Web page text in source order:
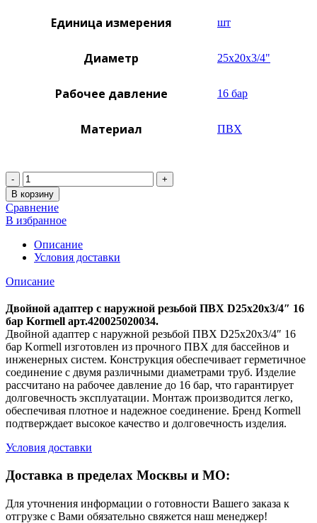
Единица измерения шт
Диаметр 25х20х3/4"
Рабочее давление 16 бар
Материал ПВХ
Количество
В корзину
Сравнение
В избранное
Описание
Условия доставки
Описание
Двойной адаптер с наружной резьбой ПВХ D25х20х3/4″ 16
бар Kormell арт.420025020034.
Двойной адаптер с наружной резьбой ПВХ D25х20х3/4″ 16
бар Kormell изготовлен из прочного ПВХ для бассейнов и
инженерных систем. Конструкция обеспечивает герметичное
соединение с двумя различными диаметрами труб. Изделие
рассчитано на рабочее давление до 16 бар, что гарантирует
долговечность эксплуатации. Монтаж производится легко,
обеспечивая плотное и надежное соединение. Бренд Kormell
подтверждает высокое качество и долговечность изделия.
Условия доставки
Доставка в пределах Москвы и МО:
Для уточнения информации о готовности Вашего заказа к
отгрузке с Вами обязательно свяжется наш менеджер!